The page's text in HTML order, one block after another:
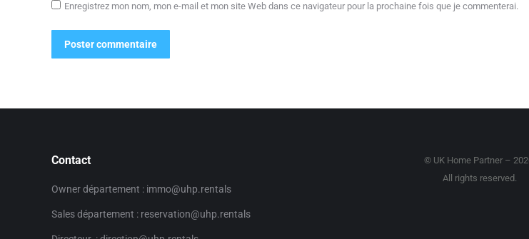
Enregistrez mon nom, mon e-mail et mon site Web dans ce navigateur pour la prochaine fois que je commenterai.
Poster commentaire
Contact
Owner département : immo@uhp.rentals
Sales département : reservation@uhp.rentals
© UK Home Partner –
All rights reserved.